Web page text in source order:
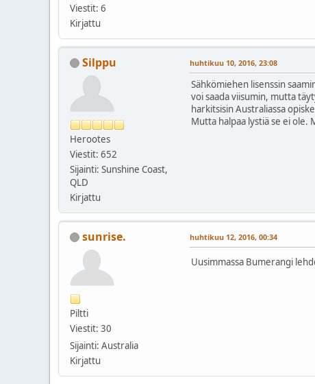
Viestit: 6
Kirjattu
Silppu
Herootes
Viestit: 652
Sijainti: Sunshine Coast,
QLD
Kirjattu
huhtikuu 10, 2016, 23:08
Sähkömiehen lisenssin
voi saada viisumin, mutta
harkitsisin Australiassa
Mutta halpaa lystiä se ei
sunrise.
Piltti
Viestit: 30
Sijainti: Australia
Kirjattu
huhtikuu 12, 2016, 00:34
Uusimmassa Bumerangi